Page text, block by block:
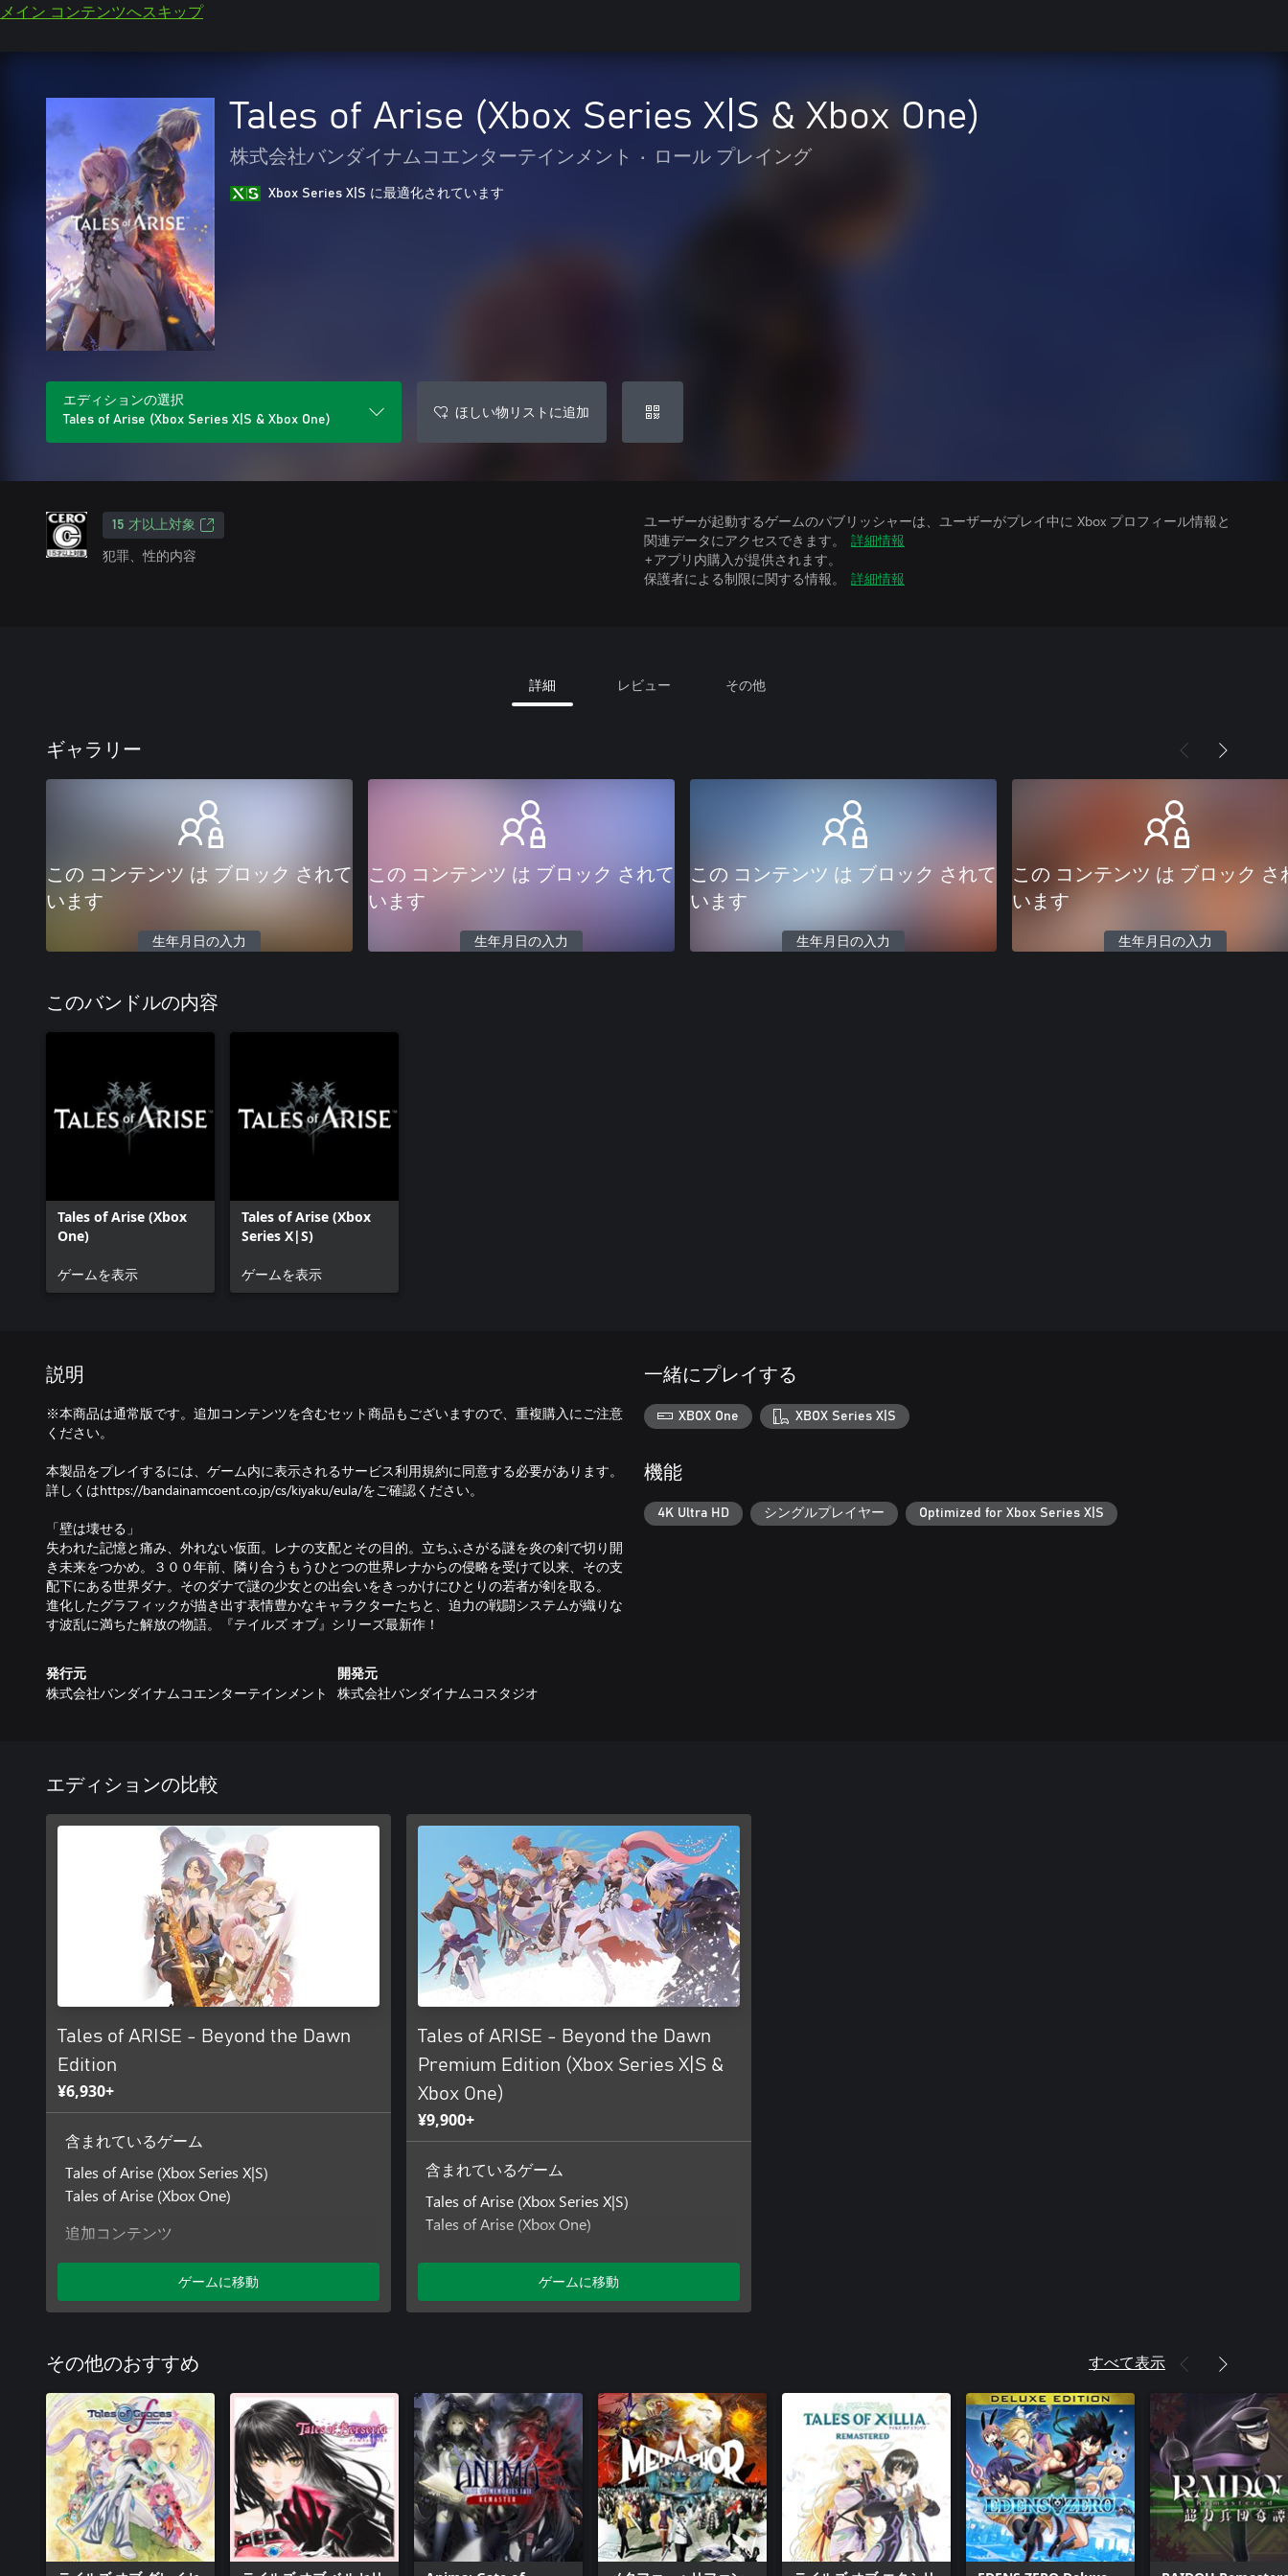
メイン コンテンツへスキップ
Tales of Arise (Xbox Series X|S & Xbox One)
株式会社バンダイナムコエンターテインメント • ロール プレイング
Xbox Series X|S に最適化されています
エディションの選択
Tales of Arise (Xbox Series X|S & Xbox One)
ほしい物リストに追加
15 才以上対象
犯罪、性的内容
ユーザーが起動するゲームのパブリッシャーは、ユーザーがプレイ中に Xbox プロフィール情報と
関連データにアクセスできます。
詳細情報
+アプリ内購入が提供されます。
保護者による制限に関する情報。
詳細情報
詳細 レビュー その他
ギャラリー
この コンテンツ は ブロック されて
います
生年月日の入力
この コンテンツ は ブロック されて
います
生年月日の入力
この コンテンツ は ブロック されて
います
生年月日の入力
この コンテンツ は ブロック さ
います
生年月日の入力
このバンドルの内容
Tales of Arise (Xbox
One)
ゲームを表示
Tales of Arise (Xbox
Series X|S)
ゲームを表示
説明
※本商品は通常版です。追加コンテンツを含むセット商品もございますので、重複購入にご注意
ください。
本製品をプレイするには、ゲーム内に表示されるサービス利用規約に同意する必要があります。
詳しくはhttps://bandainamcoent.co.jp/cs/kiyaku/eula/をご確認ください。
「壁は壊せる」
失われた記憶と痛み、外れない仮面。レナの支配とその目的。立ちふさがる謎を炎の剣で切り開
き未来をつかめ。３００年前、隣り合うもうひとつの世界レナからの侵略を受けて以来、その支
配下にある世界ダナ。そのダナで謎の少女との出会いをきっかけにひとりの若者が剣を取る。
進化したグラフィックが描き出す表情豊かなキャラクターたちと、迫力の戦闘システムが織りな
す波乱に満ちた解放の物語。『テイルズ オブ』シリーズ最新作！
発行元
株式会社バンダイナムコエンターテインメント
開発元
株式会社バンダイナムコスタジオ
一緒にプレイする
XBOX One XBOX Series X|S
機能
4K Ultra HD シングルプレイヤー Optimized for Xbox Series X|S
エディションの比較
Tales of ARISE - Beyond the Dawn
Edition
¥6,930+
含まれているゲーム
Tales of Arise (Xbox Series X|S)
Tales of Arise (Xbox One)
追加コンテンツ
Tales of ARISE - Beyond the Dawn エキスパン
ゲームに移動
Tales of ARISE - Beyond the Dawn
Premium Edition (Xbox Series X|S &
Xbox One)
¥9,900+
含まれているゲーム
Tales of Arise (Xbox Series X|S)
Tales of Arise (Xbox One)
追加コンテンツ
Tales of ARISE - Beyond the Dawn エキスパン
ション
ゲームに移動
その他のおすすめ すべて表示